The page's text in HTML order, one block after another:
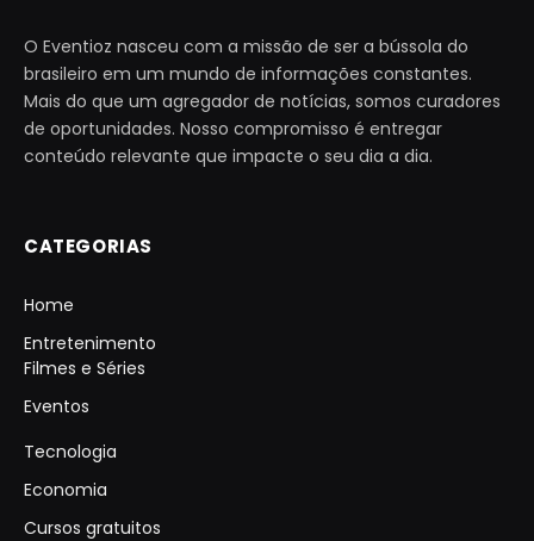
O Eventioz nasceu com a missão de ser a bússola do
brasileiro em um mundo de informações constantes.
Mais do que um agregador de notícias, somos curadores
de oportunidades. Nosso compromisso é entregar
conteúdo relevante que impacte o seu dia a dia.
CATEGORIAS
Home
Entretenimento
Filmes e Séries
Eventos
Tecnologia
Economia
Cursos gratuitos